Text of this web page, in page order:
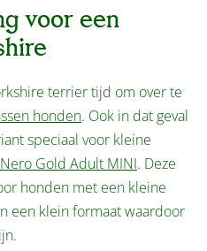
voor een
terrier tijd om over te
honden. Ook in dat geval
speciaal voor kleine
Nero Gold Adult MINI. Deze
honden met een kleine
een klein formaat waardoor